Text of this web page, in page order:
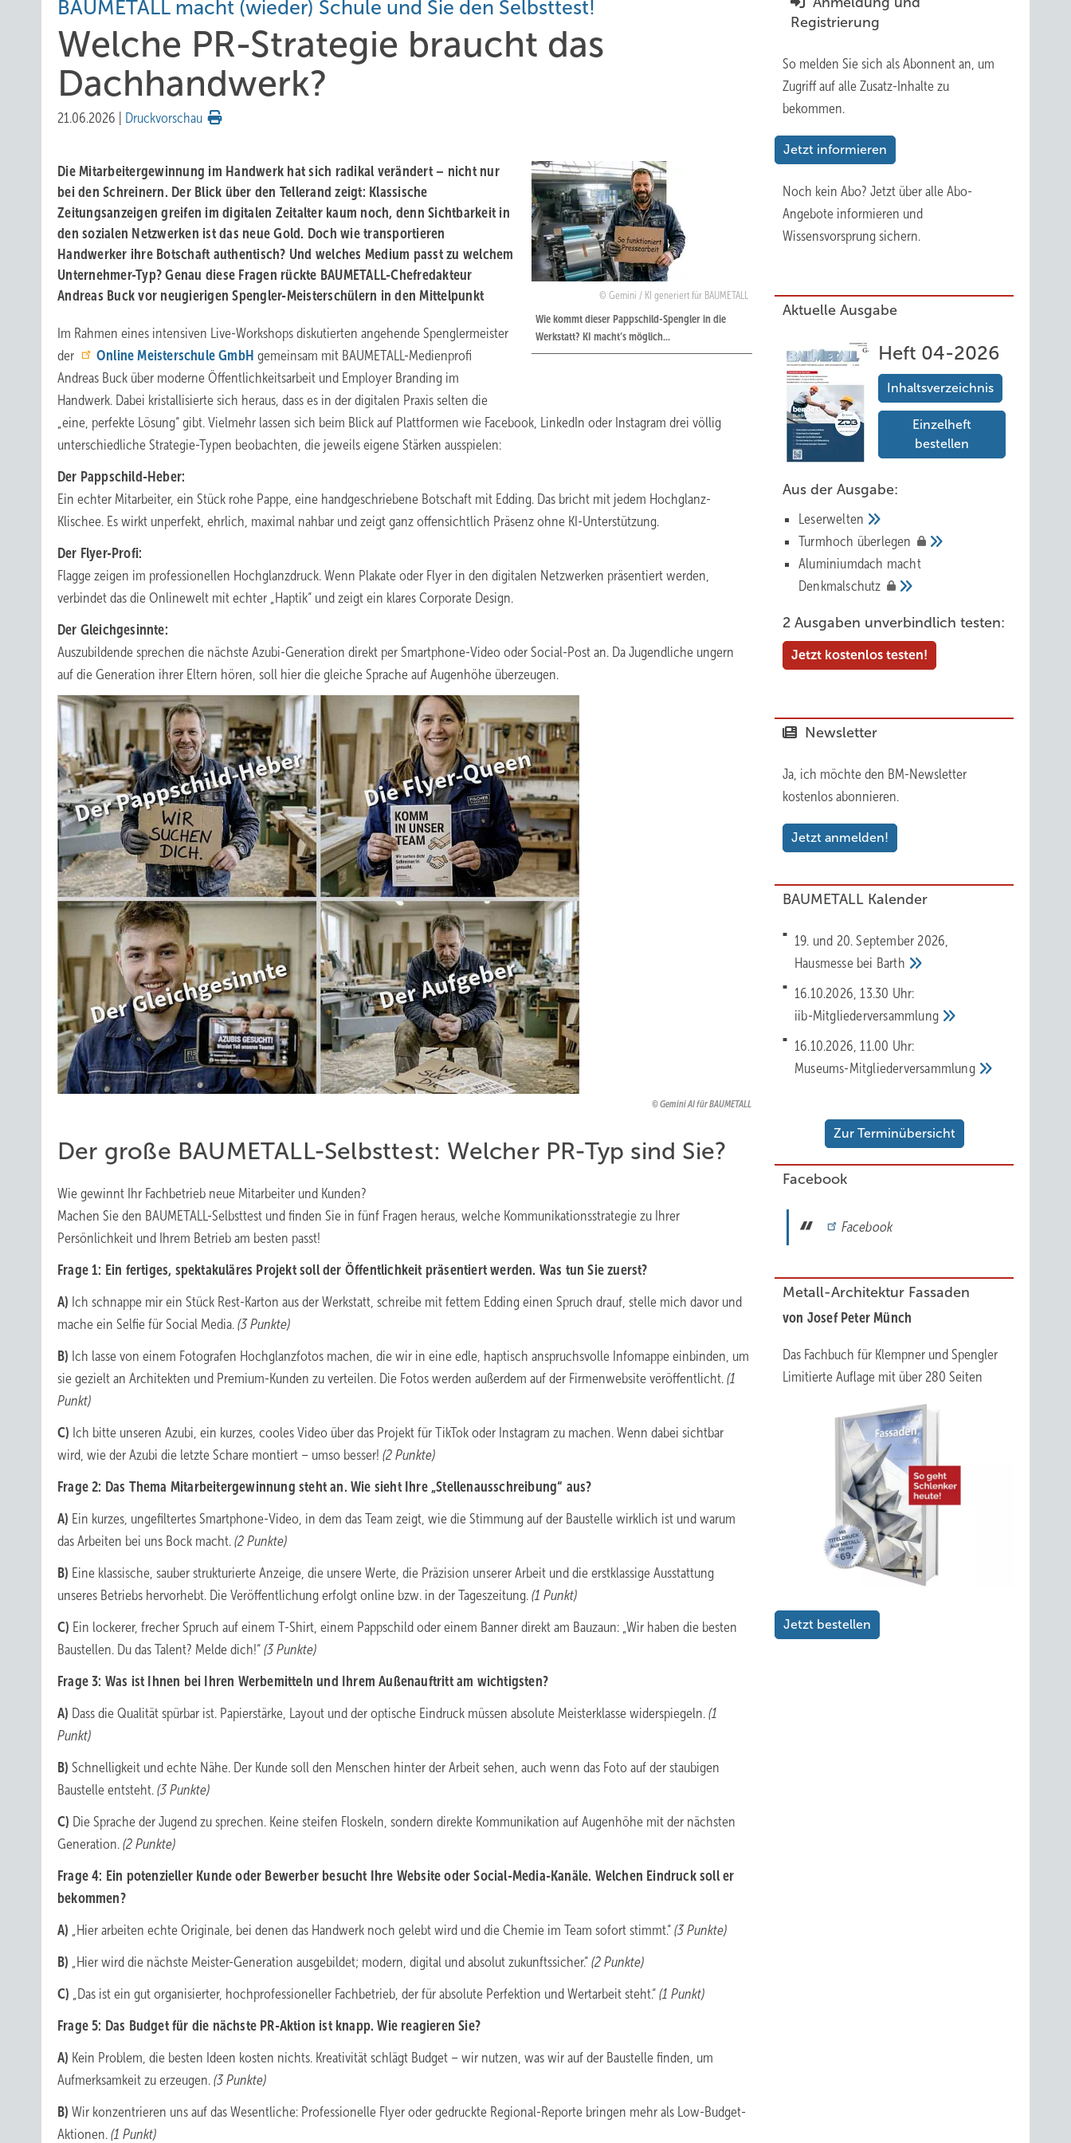
BAUMETALL macht (wieder) Schule und Sie den Selbsttest!
Welche PR-Strategie braucht das
Dachhandwerk?
21.06.2026 Druckvorschau
Gemini / KI generiert für BAUMETALL
Wie kommt dieser Pappschild-Spengler in die
Werkstatt? KI macht’s möglich...
Die Mitarbeitergewinnung im Handwerk hat sich radikal verändert – nicht nur
bei den Schreinern. Der Blick über den Tellerand zeigt: Klassische
Zeitungsanzeigen greifen im digitalen Zeitalter kaum noch, denn Sichtbarkeit in
den sozialen Netzwerken ist das neue Gold. Doch wie transportieren
Handwerker ihre Botschaft authentisch? Und welches Medium passt zu welchem
Unternehmer-Typ? Genau diese Fragen rückte BAUMETALL-Chefredakteur
Andreas Buck vor neugierigen Spengler-Meisterschülern in den Mittelpunkt
Im Rahmen eines intensiven Live-Workshops diskutierten angehende Spenglermeister
der
Online Meisterschule GmbH gemeinsam mit BAUMETALL-Medienprofi
Andreas Buck über moderne Öffentlichkeitsarbeit und Employer Branding im
Handwerk. Dabei kristallisierte sich heraus, dass es in der digitalen Praxis selten die
„eine, perfekte Lösung“ gibt. Vielmehr lassen sich beim Blick auf Plattformen wie Facebook, LinkedIn oder Instagram drei völlig
unterschiedliche Strategie-Typen beobachten, die jeweils eigene Stärken ausspielen:
Der Pappschild-Heber:
Ein echter Mitarbeiter, ein Stück rohe Pappe, eine handgeschriebene Botschaft mit Edding. Das bricht mit jedem Hochglanz-
Klischee. Es wirkt unperfekt, ehrlich, maximal nahbar und zeigt ganz offensichtlich Präsenz ohne KI-Unterstützung.
Der Flyer-Profi:
Flagge zeigen im professionellen Hochglanzdruck. Wenn Plakate oder Flyer in den digitalen Netzwerken präsentiert werden,
verbindet das die Onlinewelt mit echter „Haptik“ und zeigt ein klares Corporate Design.
Der Gleichgesinnte:
Auszubildende sprechen die nächste Azubi-Generation direkt per Smartphone-Video oder Social-Post an. Da Jugendliche ungern
auf die Generation ihrer Eltern hören, soll hier die gleiche Sprache auf Augenhöhe überzeugen.
Gemini AI für BAUMETALL
Der große BAUMETALL-Selbsttest: Welcher PR-Typ sind Sie?
Wie gewinnt Ihr Fachbetrieb neue Mitarbeiter und Kunden?
Machen Sie den BAUMETALL-Selbsttest und finden Sie in fünf Fragen heraus, welche Kommunikationsstrategie zu Ihrer
Persönlichkeit und Ihrem Betrieb am besten passt!
Frage 1: Ein fertiges, spektakuläres Projekt soll der Öffentlichkeit präsentiert werden. Was tun Sie zuerst?
A) Ich schnappe mir ein Stück Rest-Karton aus der Werkstatt, schreibe mit fettem Edding einen Spruch drauf, stelle mich davor und
mache ein Selfie für Social Media. (3 Punkte)
B) Ich lasse von einem Fotografen Hochglanzfotos machen, die wir in eine edle, haptisch anspruchsvolle Infomappe einbinden, um
sie gezielt an Architekten und Premium-Kunden zu verteilen. Die Fotos werden außerdem auf der Firmenwebsite veröffentlicht. (1
Punkt)
C) Ich bitte unseren Azubi, ein kurzes, cooles Video über das Projekt für TikTok oder Instagram zu machen. Wenn dabei sichtbar
wird, wie der Azubi die letzte Schare montiert – umso besser! (2 Punkte)
Frage 2: Das Thema Mitarbeitergewinnung steht an. Wie sieht Ihre „Stellenausschreibung“ aus?
A) Ein kurzes, ungefiltertes Smartphone-Video, in dem das Team zeigt, wie die Stimmung auf der Baustelle wirklich ist und warum
das Arbeiten bei uns Bock macht. (2 Punkte)
B) Eine klassische, sauber strukturierte Anzeige, die unsere Werte, die Präzision unserer Arbeit und die erstklassige Ausstattung
unseres Betriebs hervorhebt. Die Veröffentlichung erfolgt online bzw. in der Tageszeitung. (1 Punkt)
C) Ein lockerer, frecher Spruch auf einem T-Shirt, einem Pappschild oder einem Banner direkt am Bauzaun: „Wir haben die besten
Baustellen. Du das Talent? Melde dich!“ (3 Punkte)
Frage 3: Was ist Ihnen bei Ihren Werbemitteln und Ihrem Außenauftritt am wichtigsten?
A) Dass die Qualität spürbar ist. Papierstärke, Layout und der optische Eindruck müssen absolute Meisterklasse widerspiegeln.(1
Punkt)
B) Schnelligkeit und echte Nähe. Der Kunde soll den Menschen hinter der Arbeit sehen, auch wenn das Foto auf der staubigen
Baustelle entsteht. (3 Punkte)
C) Die Sprache der Jugend zu sprechen. Keine steifen Floskeln, sondern direkte Kommunikation auf Augenhöhe mit der nächsten
Generation. (2 Punkte)
Frage 4: Ein potenzieller Kunde oder Bewerber besucht Ihre Website oder Social-Media-Kanäle. Welchen Eindruck soll er
bekommen?
A) „Hier arbeiten echte Originale, bei denen das Handwerk noch gelebt wird und die Chemie im Team sofort stimmt.“(3 Punkte)
B) „Hier wird die nächste Meister-Generation ausgebildet; modern, digital und absolut zukunftssicher.“(2 Punkte)
C) „Das ist ein gut organisierter, hochprofessioneller Fachbetrieb, der für absolute Perfektion und Wertarbeit steht.“(1 Punkt)
Frage 5: Das Budget für die nächste PR-Aktion ist knapp. Wie reagieren Sie?
A) Kein Problem, die besten Ideen kosten nichts. Kreativität schlägt Budget – wir nutzen, was wir auf der Baustelle finden, um
Aufmerksamkeit zu erzeugen. (3 Punkte)
B) Wir konzentrieren uns auf das Wesentliche: Professionelle Flyer oder gedruckte Regional-Reporte bringen mehr als Low-Budget-
Aktionen. (1 Punkt)
Registrierung
So melden Sie sich als Abonnent an, um
Zugriff auf alle Zusatz-Inhalte zu
bekommen.
Jetzt informieren
Noch kein Abo? Jetzt über alle Abo-
Angebote informieren und
Wissensvorsprung sichern.
Aktuelle Ausgabe
Heft 04-2026
Inhaltsverzeichnis
Einzelheft
bestellen
Aus der Ausgabe:
Leserwelten
Tur mhoch überlegen
Aluminiumdach macht
Denkmalschutz
2 Ausgaben unverbindlich testen:
Jetzt kostenlos testen!
Newsletter
Ja, ich möchte den BM-Newsletter
kostenlos abonnieren.
Jetzt anmelden!
BAUMETALL Kalender
19. und 20. September 2026,
Hausmesse bei Barth
16.10.2026, 13.30 Uhr:
iib-Mitgliederversammlung
16.10.2026, 11.00 Uhr:
Museums-Mitgliederversammlung
Zur Terminübersicht
Facebook
Facebook
Metall-Architektur Fassaden
von Josef Peter Münch
Das Fachbuch für Klempner und Spengler
Limitierte Auflage mit über 280 Seiten
Jetzt bestellen